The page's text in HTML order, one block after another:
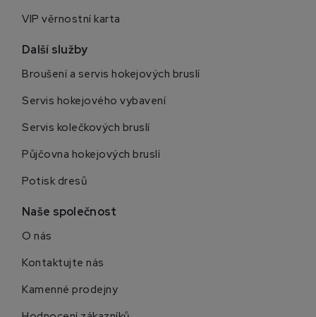
VIP věrnostní karta
Další služby
Broušení a servis hokejových bruslí
Servis hokejového vybavení
Servis kolečkových bruslí
Půjčovna hokejových bruslí
Potisk dresů
Naše společnost
O nás
Kontaktujte nás
Kamenné prodejny